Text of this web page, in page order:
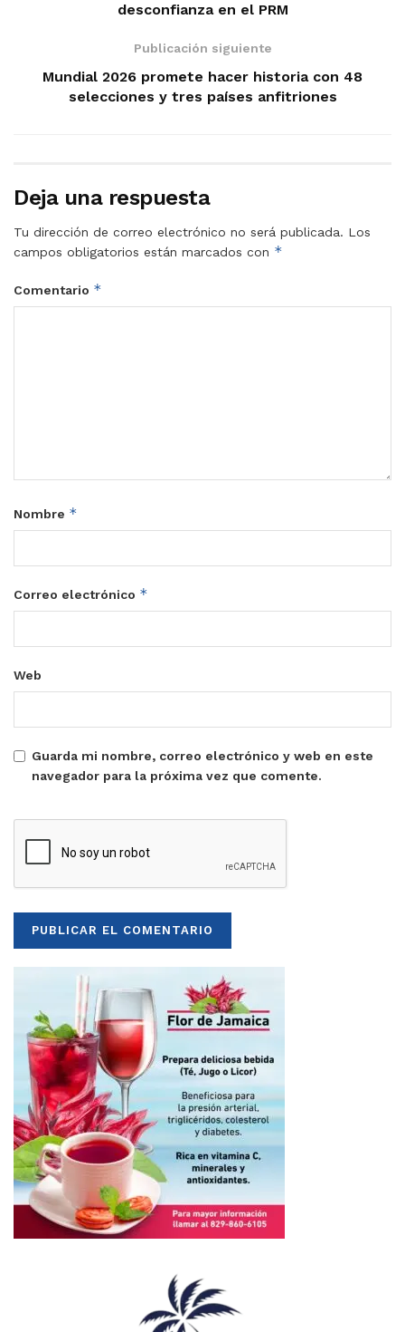
desconfianza en el PRM
Publicación siguiente
Mundial 2026 promete hacer historia con 48
selecciones y tres países anfitriones
Deja una respuesta
Tu dirección de correo electrónico no será publicada. Los
campos obligatorios están marcados con *
Comentario *
Nombre *
Correo electrónico *
Web
Guarda mi nombre, correo electrónico y web en este
navegador para la próxima vez que comente.